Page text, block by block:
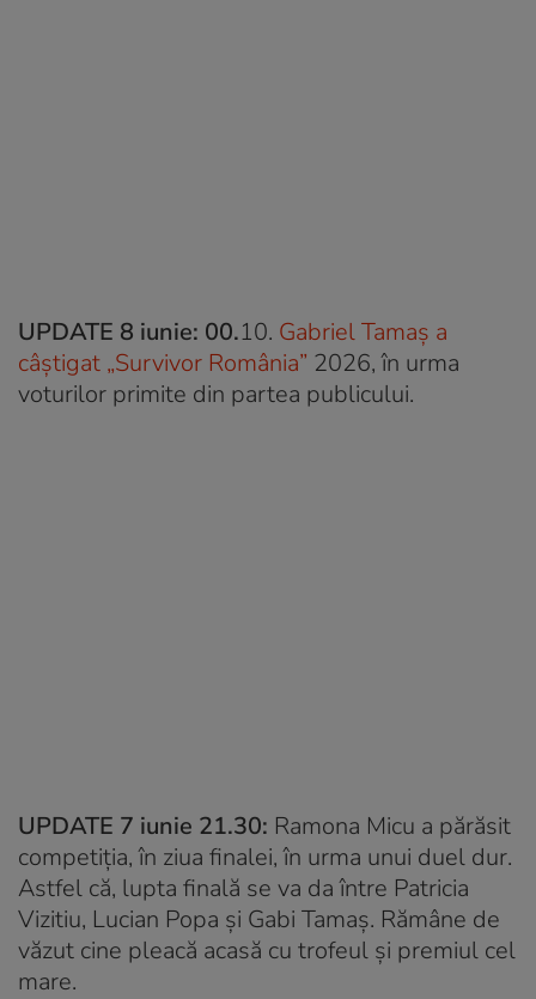
UPDATE 8 iunie: 00.10. Gabriel Tamaș a
câștigat „Survivor România” 2026, în urma
voturilor primite din partea publicului.
UPDATE 7 iunie 21.30: Ramona Micu a părăsit
competiția, în ziua finalei, în urma unui duel dur.
Astfel că, lupta finală se va da între Patricia
Vizitiu, Lucian Popa și Gabi Tamaș. Rămâne de
văzut cine pleacă acasă cu trofeul și premiul cel
mare.